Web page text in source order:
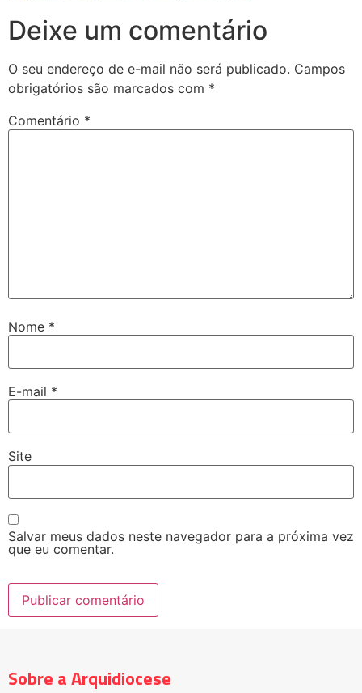
Deixe um comentário
O seu endereço de e-mail não será publicado. Campos
obrigatórios são marcados com *
Comentário *
Nome *
E-mail *
Site
Salvar meus dados neste navegador para a próxima vez
que eu comentar.
Sobre a Arquidiocese